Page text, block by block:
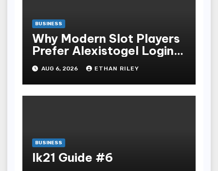
BUSINESS
Why Modern Slot Players
Prefer Alexistogel Login
for Security
AUG 6, 2026 ETHAN RILEY
BUSINESS
lk21 Guide #6